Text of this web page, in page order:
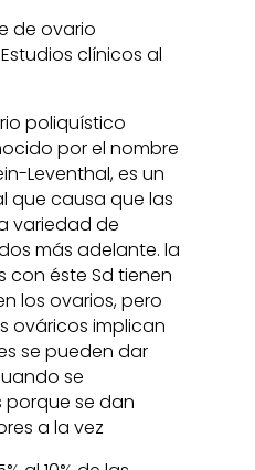
de ovario
clínicos al
poliquístico
por el nombre
Leventhal, es un
que causa que las
variedad de
más adelante. la
con éste Sd tienen
los ovarios, pero
ováricos implican
se pueden dar
se
porque se dan
a la vez